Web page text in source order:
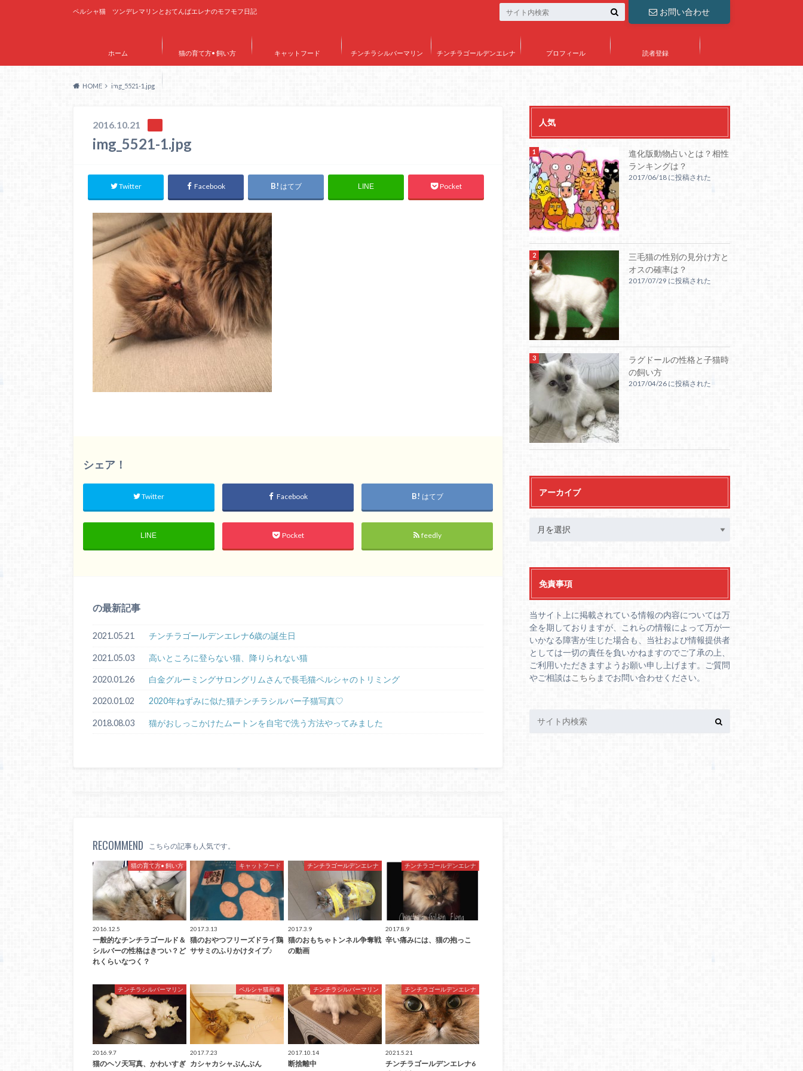
ペルシャ猫 ツンデレマリンとおてんばエレナのモフモフ日記 お問い合わせ
ホーム 猫の育て方• 飼い方 キャットフード チンチラシルバーマリン チンチラゴールデンエレナ プロフィール 読者登録
サイトマップ
HOME img_5521-1.jpg
2016.10.21
img_5521-1.jpg
Twitter Facebook はてブ LINE Pocket
シェア！
Twitter Facebook はてブ
LINE Pocket feedly
の最新記事
2021.05.21 チンチラゴールデンエレナ6歳の誕生日
2021.05.03 高いところに登らない猫、降りられない猫
2020.01.26 白金グルーミングサロングリムさんで長毛猫ペルシャのトリミング
2020.01.02 2020年ねずみに似た猫チンチラシルバー子猫写真♡
2018.08.03 猫がおしっこかけたムートンを自宅で洗う方法やってみました
RECOMMEND こちらの記事も人気です。
猫の育て方• 飼い方
2016.12.5
一般的なチンチラゴールド＆
シルバーの性格はきつい？ど
れくらいなつく？
キャットフード
2017.3.13
猫のおやつフリーズドライ鶏
ササミのふりかけタイプ♪
チンチラゴールデンエレナ
2017.3.9
猫のおもちゃトンネル争奪戦
の動画
チンチラゴールデンエレナ
2017.8.9
辛い痛みには、猫の抱っこ
チンチラシルバーマリン
2016.9.7
猫のヘソ天写真、かわいすぎ
ペルシャ猫画像
2017.7.23
カシャカシャぶんぶん
チンチラシルバーマリン
2017.10.14
断捨離中
チンチラゴールデンエレナ
2021.5.21
チンチラゴールデンエレナ6
人気
進化版動物占いとは？相性
ランキングは？
2017/06/18 に投稿された
三毛猫の性別の見分け方と
オスの確率は？
2017/07/29 に投稿された
ラグドールの性格と子猫時
の飼い方
2017/04/26 に投稿された
アーカイブ
免責事項
当サイト上に掲載されている情報の内容については万
全を期しておりますが、これらの情報によって万が一
いかなる障害が生じた場合も、当社および情報提供者
としては一切の責任を負いかねますのでご了承の上、
ご利用いただきますようお願い申し上げます。ご質問
やご相談はこちら までお問い合わせください。